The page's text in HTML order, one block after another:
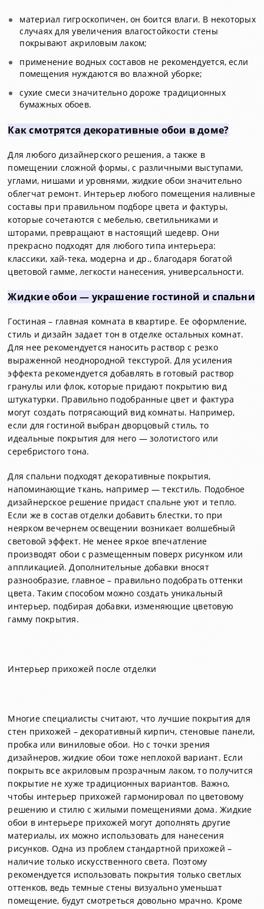
материал гигроскопичен, он боится влаги. В некоторых
случаях для увеличения влагостойкости стены
покрывают акриловым лаком;
применение водных составов не рекомендуется, если
помещения нуждаются во влажной уборке;
сухие смеси значительно дороже традиционных
бумажных обоев.
Как смотрятся декоративные обои в доме?
Для любого дизайнерского решения, а также в
помещении сложной формы, с различными выступами,
углами, нишами и уровнями, жидкие обои значительно
облегчат ремонт. Интерьер любого помещения наливные
составы при правильном подборе цвета и фактуры,
которые сочетаются с мебелью, светильниками и
шторами, превращают в настоящий шедевр. Они
прекрасно подходят для любого типа интерьера:
классики, хай-тека, модерна и др., благодаря богатой
цветовой гамме, легкости нанесения, универсальности.
Жидкие обои — украшение гостиной и спальни
Гостиная – главная комната в квартире. Ее оформление,
стиль и дизайн задает тон в отделке остальных комнат.
Для нее рекомендуется наносить раствор с резко
выраженной неоднородной текстурой. Для усиления
эффекта рекомендуется добавлять в готовый раствор
гранулы или флок, которые придают покрытию вид
штукатурки. Правильно подобранные цвет и фактура
могут создать потрясающий вид комнаты. Например,
если для гостиной выбран дворцовый стиль, то
идеальные покрытия для него — золотистого или
серебристого тона.
Для спальни подходят декоративные покрытия,
напоминающие ткань, например — текстиль. Подобное
дизайнерское решение придаст спальне уют и тепло.
Если же в состав отделки добавить блестки, то при
неярком вечернем освещении возникает волшебный
световой эффект. Не менее яркое впечатление
производят обои с размещенным поверх рисунком или
аппликацией. Дополнительные добавки вносят
разнообразие, главное – правильно подобрать оттенки
цвета. Таким способом можно создать уникальный
интерьер, подбирая добавки, изменяющие цветовую
гамму покрытия.
Интерьер прихожей после отделки
Многие специалисты считают, что лучшие покрытия для
стен прихожей – декоративный кирпич, стеновые панели,
пробка или виниловые обои. Но с точки зрения
дизайнеров, жидкие обои тоже неплохой вариант. Если
покрыть все акриловым прозрачным лаком, то получится
покрытие не хуже традиционных вариантов. Важно,
чтобы интерьер прихожей гармонировал по цветовому
решению и стилю с жилыми помещениями дома. Жидкие
обои в интерьере прихожей могут дополнять другие
материалы, их можно использовать для нанесения
рисунков. Одна из проблем стандартной прихожей –
наличие только искусственного света. Поэтому
рекомендуется использовать покрытия только светлых
оттенков, ведь темные стены визуально уменьшат
помещение, будут смотреться довольно мрачно. Кроме